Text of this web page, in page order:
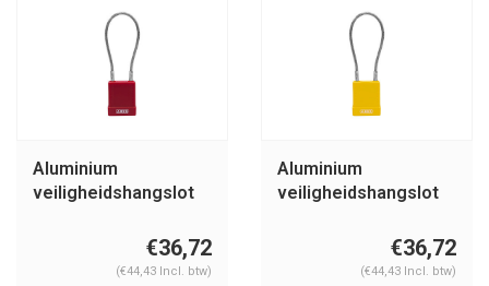
Aluminium
veiligheidshangslot
cover 76/40CAB20€36,72
(€44,43 Incl. btw)
Aluminium
veiligheidshangslot
cover 76/40CAB20€36,72
(€44,43 Incl. btw)